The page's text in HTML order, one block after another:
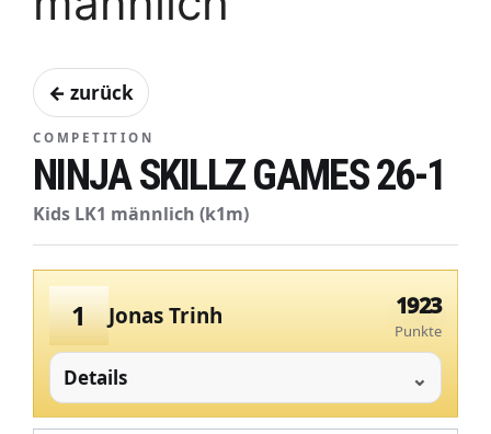
← zurück
COMPETITION
NINJA SKILLZ GAMES 26-1
Kids LK1 männlich (k1m)
1 Jonas Trinh 1923
Punkte
Details